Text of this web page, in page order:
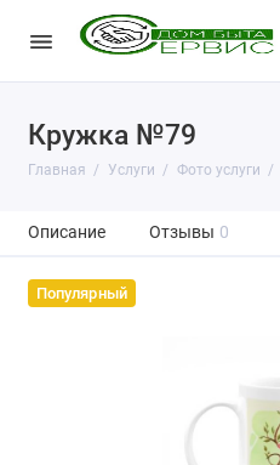
Кружка №79
Главная Услуги Фото услуги
Описание Отзывы 0
Популярный